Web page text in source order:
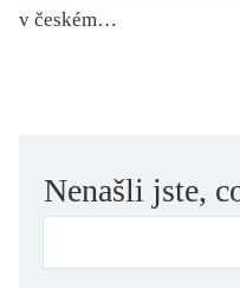
v českém…
Nenašli jste,